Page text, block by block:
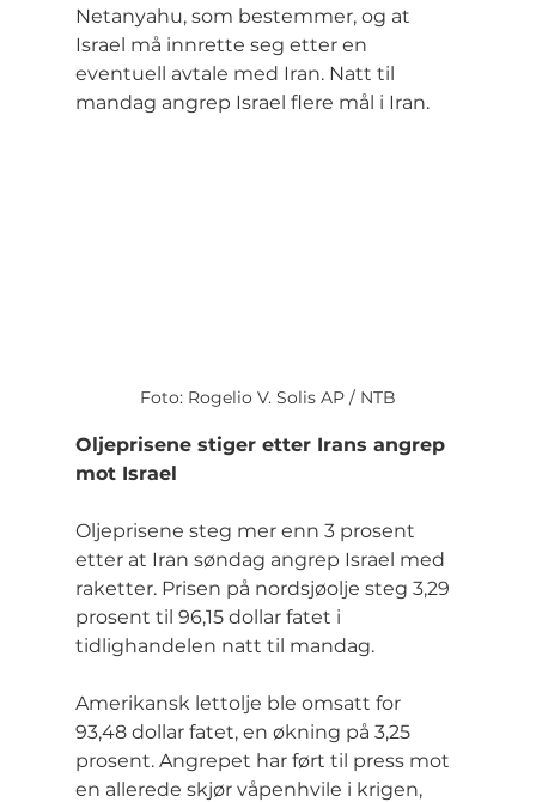
Netanyahu, som bestemmer, og at
Israel må innrette seg etter en
eventuell avtale med Iran. Natt til
mandag angrep Israel flere mål i Iran.
Foto: Rogelio V. Solis AP / NTB
Oljeprisene stiger etter Irans angrep
mot Israel
Oljeprisene steg mer enn 3 prosent
etter at Iran søndag angrep Israel med
raketter. Prisen på nordsjøolje steg 3,29
prosent til 96,15 dollar fatet i
tidlighandelen natt til mandag.
Amerikansk lettolje ble omsatt for
93,48 dollar fatet, en økning på 3,25
prosent. Angrepet har ført til press mot
en allerede skjør våpenhvile i krigen,